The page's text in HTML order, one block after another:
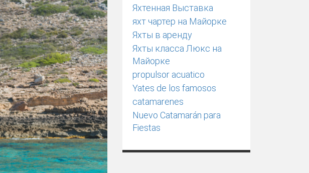
Яхтенная Выставка
яхт чартер на Майорке
Яхты в аренду
Яхты класса Люкс на
Майорке
propulsor acuatico
Yates de los famosos
catamarenes
Nuevo Catamarán para
Fiestas